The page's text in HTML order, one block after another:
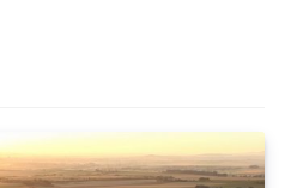
Aîné en Rhône Nord | Patrimoine